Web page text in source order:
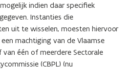
indien daar specifiek
Instanties die
uit te wisselen, moesten hiervoor
machtiging van de Vlaamse
één of meerdere Sectorale
(CBPL) (nu